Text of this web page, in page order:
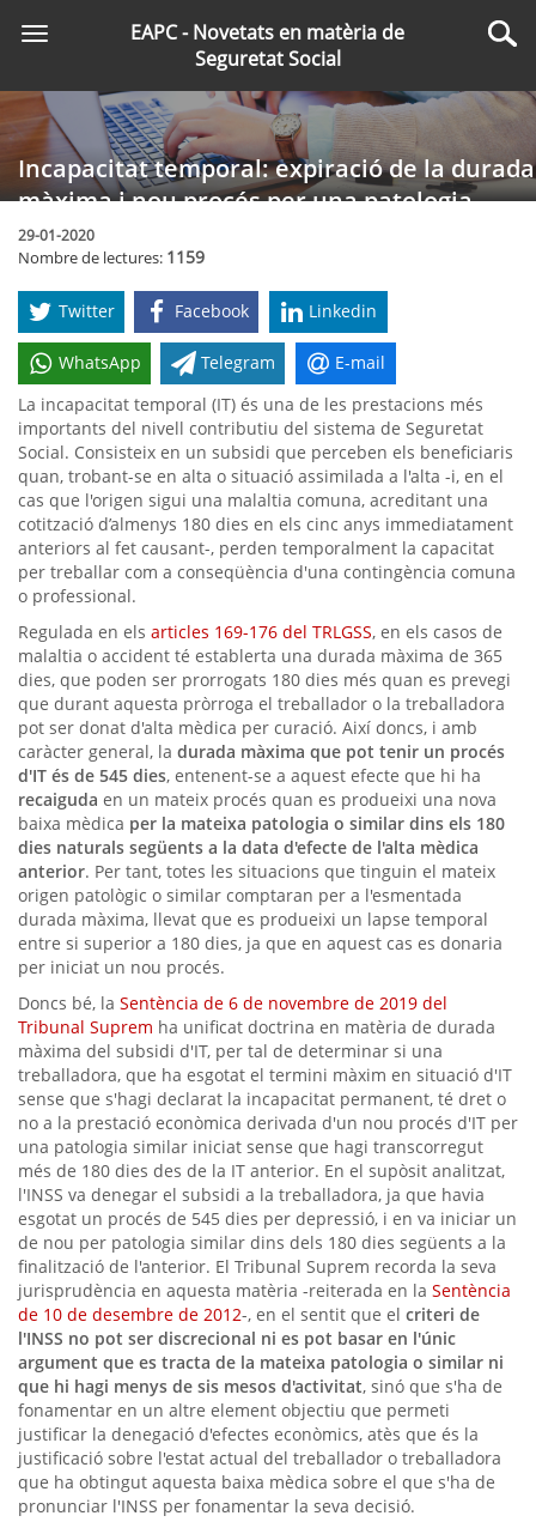
principal
Toggle
EAPC - Novetats en matèria de
Seguretat Social
Incapacitat temporal: expiració de la durada
màxima i nou procés per una patologia
similar
29-01-2020
Nombre de lectures: 1159
Twitter Facebook Linkedin
WhatsApp Telegram
E-mail
La incapacitat temporal (IT) és una de les prestacions més
importants del nivell contributiu del sistema de Seguretat
Social. Consisteix en un subsidi que perceben els beneficiaris
quan, trobant-se en alta o situació assimilada a l'alta -i, en el
cas que l'origen sigui una malaltia comuna, acreditant una
cotització d’almenys 180 dies en els cinc anys immediatament
anteriors al fet causant-, perden temporalment la capacitat
per treballar com a conseqüència d'una contingència comuna
o professional.
Regulada en els articles 169-176 del TRLGSS, en els casos de
malaltia o accident té establerta una durada màxima de 365
dies, que poden ser prorrogats 180 dies més quan es prevegi
que durant aquesta pròrroga el treballador o la treballadora
pot ser donat d'alta mèdica per curació. Així doncs, i amb
caràcter general, la durada màxima que pot tenir un procés
d'IT és de 545 dies, entenent-se a aquest efecte que hi ha
recaiguda en un mateix procés quan es produeixi una nova
baixa mèdica per la mateixa patologia o similar dins els 180
dies naturals següents a la data d'efecte de l'alta mèdica
anterior. Per tant, totes les situacions que tinguin el mateix
origen patològic o similar comptaran per a l'esmentada
durada màxima, llevat que es produeixi un lapse temporal
entre si superior a 180 dies, ja que en aquest cas es donaria
per iniciat un nou procés.
Doncs bé, la Sentència de 6 de novembre de 2019 del
Tribunal Suprem ha unificat doctrina en matèria de durada
màxima del subsidi d'IT, per tal de determinar si una
treballadora, que ha esgotat el termini màxim en situació d'IT
sense que s'hagi declarat la incapacitat permanent, té dret o
no a la prestació econòmica derivada d'un nou procés d'IT per
una patologia similar iniciat sense que hagi transcorregut
més de 180 dies des de la IT anterior. En el supòsit analitzat,
l'INSS va denegar el subsidi a la treballadora, ja que havia
esgotat un procés de 545 dies per depressió, i en va iniciar un
de nou per patologia similar dins dels 180 dies següents a la
finalització de l'anterior. El Tribunal Suprem recorda la seva
jurisprudència en aquesta matèria -reiterada en la Sentència
de 10 de desembre de 2012-, en el sentit que el criteri de
l'INSS no pot ser discrecional ni es pot basar en l'únic
argument que es tracta de la mateixa patologia o similar ni
que hi hagi menys de sis mesos d'activitat, sinó que s'ha de
fonamentar en un altre element objectiu que permeti
justificar la denegació d'efectes econòmics, atès que és la
justificació sobre l'estat actual del treballador o treballadora
que ha obtingut aquesta baixa mèdica sobre el que s'ha de
pronunciar l'INSS per fonamentar la seva decisió.